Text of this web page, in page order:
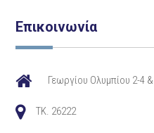
Επικοινωνία
Γεωργίου Ολυμπίου 2-4
TK. 26222